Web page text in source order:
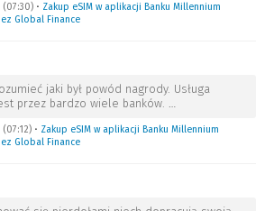
• Zakup eSIM w aplikacji Banku Millennium
Global Finance
jaki był powód nagrody. Usługa
przez bardzo wiele banków. …
• Zakup eSIM w aplikacji Banku Millennium
Global Finance